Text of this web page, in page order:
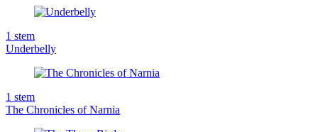
1 stem
Underbelly
1 stem
The Chronicles of Narnia